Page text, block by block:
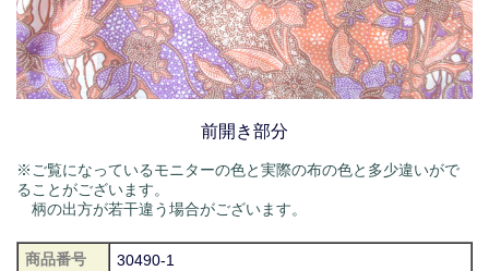
前開き部分
※ご覧になっているモニターの色と実際の布の色と多少違いがで
ることがございます。
柄の出方が若干違う場合がございます。
商品番号 30490-1